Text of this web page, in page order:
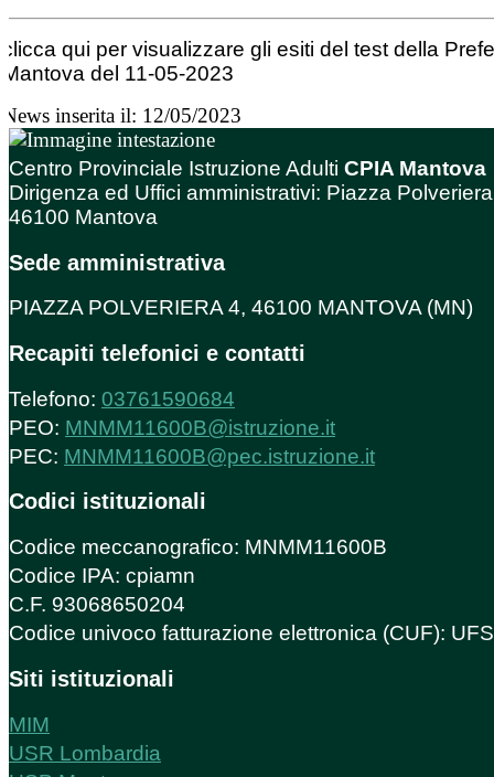
clicca qui per visualizzare gli esiti del test della
Mantova del 11-05-2023
News inserita il: 12/05/2023
Centro Provinciale Istruzione Adulti CPIA Mantova
Dirigenza ed Uffici amministrativi: Piazza
46100 Mantova
Sede amministrativa
PIAZZA POLVERIERA 4, 46100 MANTOVA (MN)
Recapiti telefonici e contatti
Telefono: 03761590684
PEO: MNMM11600B@istruzione.it
PEC: MNMM11600B@pec.istruzione.it
Codici istituzionali
Codice meccanografico: MNMM11600B
Codice IPA: cpiamn
C.F. 93068650204
Codice univoco fatturazione elettronica (CUF):
Siti istituzionali
MIM
USR Lombardia